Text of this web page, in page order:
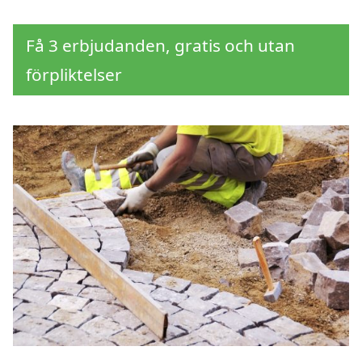
Få 3 erbjudanden, gratis och utan
förpliktelser